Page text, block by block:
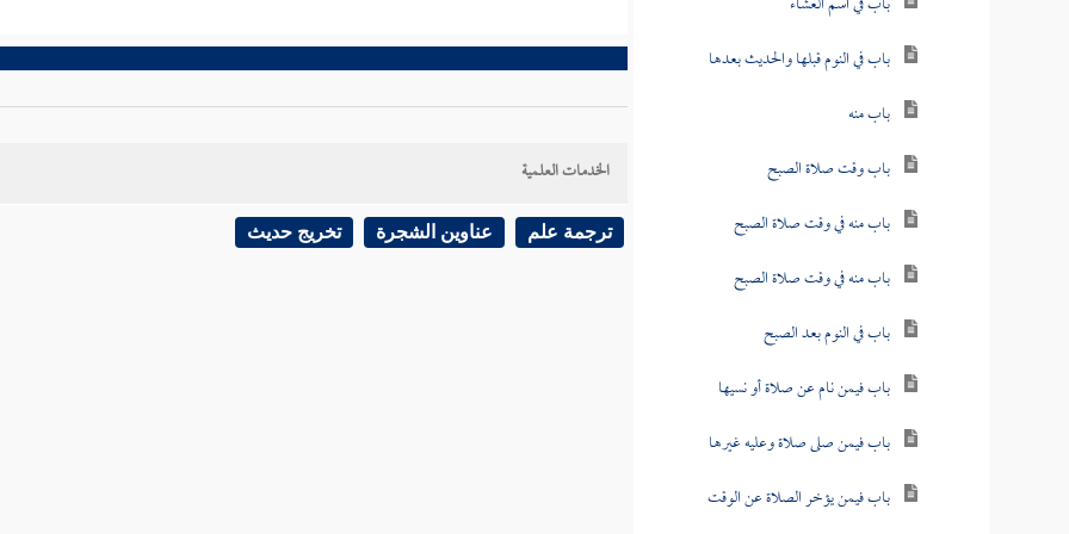
باب في النوم قبلها والحديث بعدها
باب منه
باب وقت صلاة الصبح
باب منه في وقت صلاة الصبح
باب منه في وقت صلاة الصبح
باب في النوم بعد الصبح
باب فيمن نام عن صلاة أو نسيها
باب فيمن صلى صلاة وعليه غيرها
باب فيمن يؤخر الصلاة عن الوقت
الخدمات العلمية
ترجمة علم عناوين الشجرة تخريج حديث